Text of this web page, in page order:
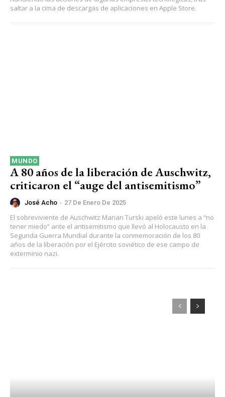
saltar a la cima de descargas de aplicaciones en Apple Store.
MUNDO
A 80 años de la liberación de Auschwitz,
criticaron el “auge del antisemitismo”
José Acho - 27 De Enero De 2025
El sobreviviente de Auschwitz Marian Turski apeló este lunes a “no
tener miedo” ante el antisemitismo que llevó al Holocausto en la
Segunda Guerra Mundial durante la conmemoración de los 80
años de la liberación por el Ejército soviético de ese campo de
exterminio nazi.